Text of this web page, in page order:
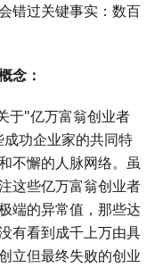
错过关键事实：数百
念：
于"亿万富翁创业者
功企业家的共同特
不懈的人脉网络。虽
这些亿万富翁创业者
端的异常值，那些达
有看到成千上万由具
立但最终失败的创业